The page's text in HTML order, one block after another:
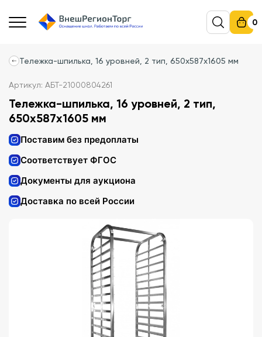
0
Тележка-шпилька, 16 уровней, 2 тип, 650х587х1605 мм
Артикул: АБТ-21000804261
Тележка-шпилька, 16 уровней, 2 тип,
650х587х1605 мм
Поставим без предоплаты
Соответствует ФГОС
Документы для аукциона
Доставка по всей России